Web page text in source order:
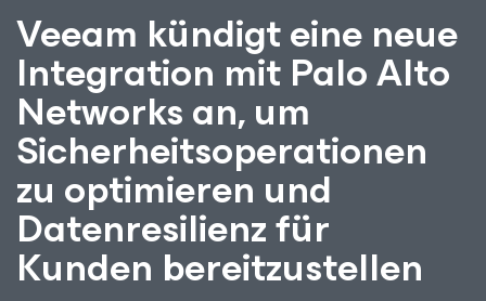
Update von CrowdStrike betroffen sind
MEH
R
ERFA
HRE
N
Veeam kündigt eine neue
Integration mit Palo Alto
Networks an, um
Sicherheitsoperationen
zu optimieren und
Datenresilienz für
Kunden bereitzustellen